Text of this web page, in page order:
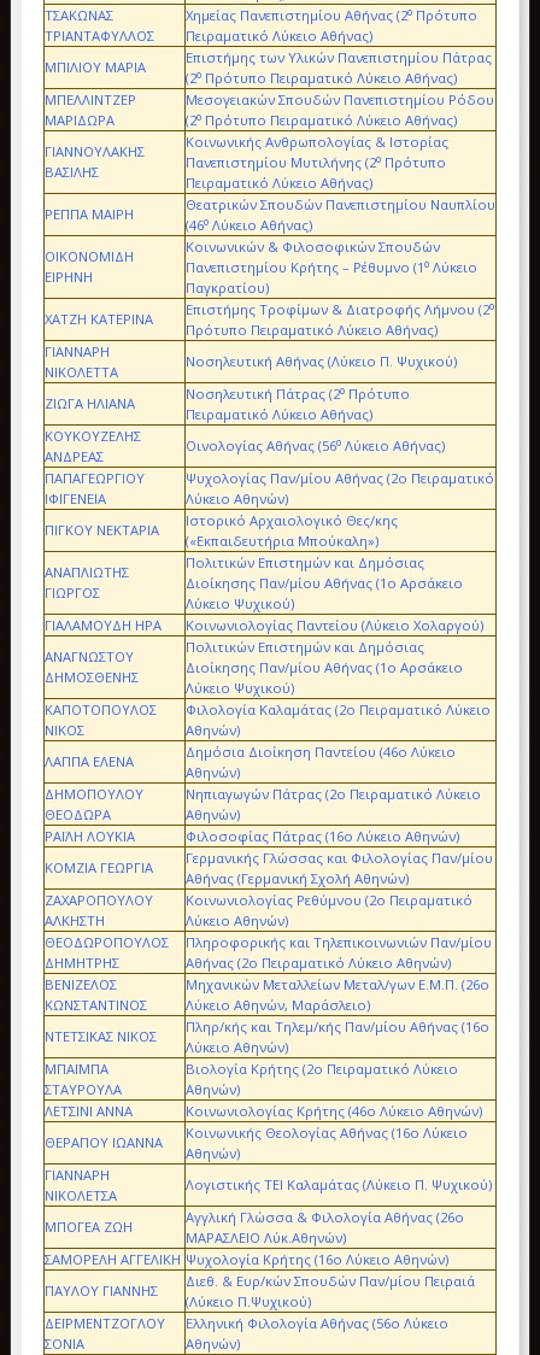
ΤΣΑΚΩΝΑΣ
ΤΡΙΑΝΤΑΦΥΛΛΟΣ
Χημείας Πανεπιστημίου Αθήνας (2οΠρότυπο
Πειραματικό Λύκειο Αθήνας)
ΜΠΙΛΙΟΥ ΜΑΡΙΑ
Επιστήμης των Υλικών Πανεπιστημίου Πάτρας
(2οΠρότυπο Πειραματικό Λύκειο Αθήνας)
ΜΠΕΛΛΙΝΤΖΕΡ
ΜΑΡΙΔΩΡΑ
Μεσογειακών Σπουδών Πανεπιστημίου Ρόδου
(2οΠρότυπο Πειραματικό Λύκειο Αθήνας)
ΓΙΑΝΝΟΥΛΑΚΗΣ
ΒΑΣΙΛΗΣ
Κοινωνικής Ανθρωπολογίας & Ιστορίας
Πανεπιστημίου Μυτιλήνης (2οΠρότυπο
Πειραματικό Λύκειο Αθήνας)
ΡΕΠΠΑ ΜΑΙΡΗ
Θεατρικών Σπουδών Πανεπιστημίου Ναυπλίου
(46οΛύκειο Αθήνας)
ΟΙΚΟΝΟΜΙΔΗ
ΕΙΡΗΝΗ
Κοινωνικών & Φιλοσοφικών Σπουδών
Πανεπιστημίου Κρήτης – Ρέθυμνο (1οΛύκειο
Παγκρατίου)
ΧΑΤΖΗ ΚΑΤΕΡΙΝΑ
Επιστήμης Τροφίμων & Διατροφής Λήμνου (2ο
Πρότυπο Πειραματικό Λύκειο Αθήνας)
ΓΙΑΝΝΑΡΗ
ΝΙΚΟΛΕΤΤΑ
Νοσηλευτική Αθήνας (Λύκειο Π. Ψυχικού)
ΖΙΩΓΑ ΗΛΙΑΝΑ
Νοσηλευτική Πάτρας (2οΠρότυπο
Πειραματικό Λύκειο Αθήνας)
ΚΟΥΚΟΥΖΕΛΗΣ
ΑΝΔΡΕΑΣ
Οινολογίας Αθήνας (56οΛύκειο Αθήνας)
ΠΑΠΑΓΕΩΡΓΙΟΥ
ΙΦΙΓΕΝΕΙΑ
Ψυχολογίας Παν/μίου Αθήνας (2ο Πειραματικό
Λύκειο Αθηνών)
ΠΙΓΚΟΥ ΝΕΚΤΑΡΙΑ
Ιστορικό Αρχαιολογικό Θες/κης
(«Εκπαιδευτήρια Μπούκαλη»)
ΑΝΑΠΛΙΩΤΗΣ
ΓΙΩΡΓΟΣ
Πολιτικών Επιστημών και Δημόσιας
Διοίκησης Παν/μίου Αθήνας (1ο Αρσάκειο
Λύκειο Ψυχικού)
ΓΙΑΛΑΜΟΥΔΗ ΗΡΑ
Κοινωνιολογίας Παντείου (Λύκειο Χολαργού)
ΑΝΑΓΝΩΣΤΟΥ
ΔΗΜΟΣΘΕΝΗΣ
Πολιτικών Επιστημών και Δημόσιας
Διοίκησης Παν/μίου Αθήνας (1ο Αρσάκειο
Λύκειο Ψυχικού)
ΚΑΠΟΤΟΠΟΥΛΟΣ
ΝΙΚΟΣ
Φιλολογία Καλαμάτας (2ο Πειραματικό Λύκειο
Αθηνών)
ΛΑΠΠΑ ΕΛΕΝΑ
Δημόσια Διοίκηση Παντείου (46ο Λύκειο
Αθηνών)
ΔΗΜΟΠΟΥΛΟΥ
ΘΕΟΔΩΡΑ
Νηπιαγωγών Πάτρας (2ο Πειραματικό Λύκειο
Αθηνών)
ΡΑΪΛΗ ΛΟΥΚΙΑ
Φιλοσοφίας Πάτρας (16ο Λύκειο Αθηνών)
ΚΟΜΖΙΑ ΓΕΩΡΓΙΑ
Γερμανικής Γλώσσας και Φιλολογίας Παν/μίου
Αθήνας (Γερμανική Σχολή Αθηνών)
ΖΑΧΑΡΟΠΟΥΛΟΥ
ΑΛΚΗΣΤΗ
Κοινωνιολογίας Ρεθύμνου (2ο Πειραματικό
Λύκειο Αθηνών)
ΘΕΟΔΩΡΟΠΟΥΛΟΣ
ΔΗΜΗΤΡΗΣ
Πληροφορικής και Τηλεπικοινωνιών Παν/μίου
Αθήνας (2ο Πειραματικό Λύκειο Αθηνών)
ΒΕΝΙΖΕΛΟΣ
ΚΩΝΣΤΑΝΤΙΝΟΣ
Μηχανικών Μεταλλείων Μεταλ/γων Ε.Μ.Π. (26ο
Λύκειο Αθηνών, Μαράσλειο)
ΝΤΕΤΣΙΚΑΣ ΝΙΚΟΣ
Πληρ/κής και Τηλεμ/κής Παν/μίου Αθήνας (16ο
Λύκειο Αθηνών)
ΜΠΑΪΜΠΑ
ΣΤΑΥΡΟΥΛΑ
Βιολογία Κρήτης (2ο Πειραματικό Λύκειο
Αθηνών)
ΛΕΤΣΙΝΙ ΑΝΝΑ
Κοινωνιολογίας Κρήτης (46ο Λύκειο Αθηνών)
ΘΕΡΑΠΟΥ ΙΩΑΝΝΑ
Κοινωνικής Θεολογίας Αθήνας (16ο Λύκειο
Αθηνών)
ΓΙΑΝΝΑΡΗ
ΝΙΚΟΛΕΤΣΑ
Λογιστικής ΤΕΙ Καλαμάτας (Λύκειο Π. Ψυχικού)
ΜΠΟΓΕΑ ΖΩΗ
Aγγλική Γλώσσα & Φιλολογία Αθήνας (26ο
ΜΑΡΑΣΛΕΙΟ Λύκ.Αθηνών)
ΣΑΜΟΡΕΛΗ ΑΓΓΕΛΙΚΗ Ψυχολογία Κρήτης (16ο Λύκειο Αθηνών)
ΠΑΥΛΟΥ ΓΙΑΝΝΗΣ
Διεθ. & Ευρ/κών Σπουδών Παν/μίου Πειραιά
(Λύκειο Π.Ψυχικού)
ΔΕΪΡΜΕΝΤΖΟΓΛΟΥ
ΣΟΝΙΑ
Ελληνική Φιλολογία Αθήνας (56ο Λύκειο
Αθηνών)